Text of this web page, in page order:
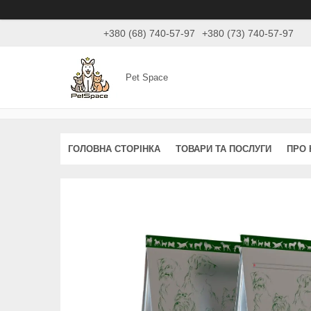
+380 (68) 740-57-97 +380 (73) 740-57-97
Pet Space
ГОЛОВНА СТОРІНКА ТОВАРИ ТА ПОСЛУГИ ПРО